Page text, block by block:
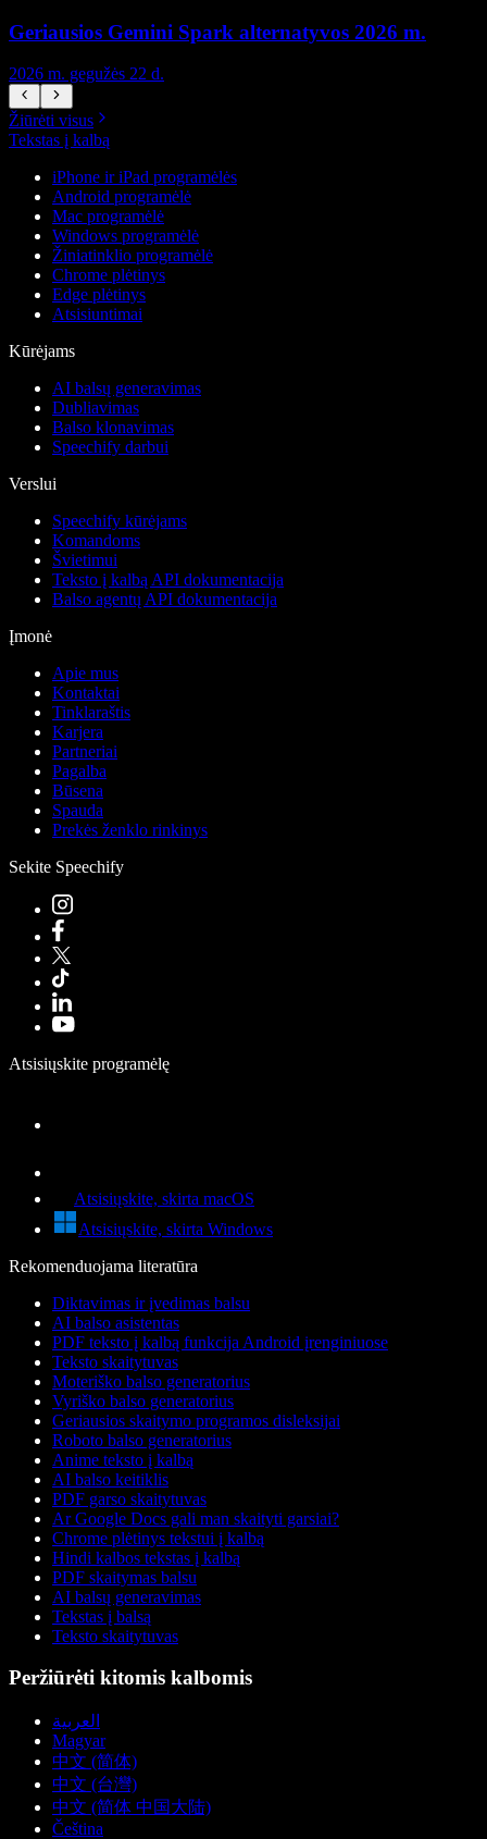
Geriausios Gemini Spark alternatyvos 2026 m.
2026 m. gegužės 22 d.
Žiūrėti visus
Tekstas į kalbą
iPhone ir iPad programėlės
Android programėlė
Mac programėlė
Windows programėlė
Žiniatinklio programėlė
Chrome plėtinys
Edge plėtinys
Atsisiuntimai
Kūrėjams
AI balsų generavimas
Dubliavimas
Balso klonavimas
Speechify darbui
Verslui
Speechify kūrėjams
Komandoms
Švietimui
Teksto į kalbą API dokumentacija
Balso agentų API dokumentacija
Įmonė
Apie mus
Kontaktai
Tinklaraštis
Karjera
Partneriai
Pagalba
Būsena
Spauda
Prekės ženklo rinkinys
Sekite Speechify
Atsisiųskite programėlę
Atsisiųskite, skirta macOS
Atsisiųskite, skirta Windows
Rekomenduojama literatūra
Diktavimas ir įvedimas balsu
AI balso asistentas
PDF teksto į kalbą funkcija Android įrenginiuose
Teksto skaitytuvas
Moteriško balso generatorius
Vyriško balso generatorius
Geriausios skaitymo programos disleksijai
Roboto balso generatorius
Anime teksto į kalbą
AI balso keitiklis
PDF garso skaitytuvas
Ar Google Docs gali man skaityti garsiai?
Chrome plėtinys tekstui į kalbą
Hindi kalbos tekstas į kalbą
PDF skaitymas balsu
AI balsų generavimas
Tekstas į balsą
Teksto skaitytuvas
Peržiūrėti kitomis kalbomis
العربية
Magyar
中文 (简体)
中文 (台灣)
中文 (简体 中国大陆)
Čeština